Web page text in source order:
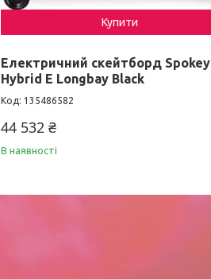
Купити
Електричний скейтборд Spokey
Hybrid E Longbay Black
135486582
44 532 ₴
В наявності